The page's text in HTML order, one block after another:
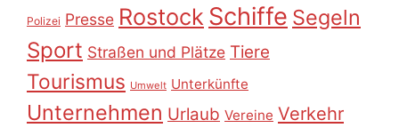
Polizei Presse Rostock Schiffe Segeln
Sport Straßen und Plätze Tiere
Tourismus Umwelt Unterkünfte
Unternehmen Urlaub Vereine Verkehr